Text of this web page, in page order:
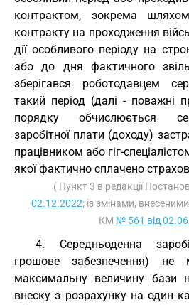
контрактом, зокрема
контракту на проходження
дії особливого періоду на
або до дня фактичного
зберігався роботодавцем
такий період (далі - поважні
порядку обчислюється
заробітної плати (доходу)
працівником або гіг-
якої фактично сплачено
( Пункт 3 в редакції
02.12.2022; із змінами,
КМ № 561 від
4. Середньоденна
грошове забезпечення) не
максимальну величину бази
внеску з розрахунку на один